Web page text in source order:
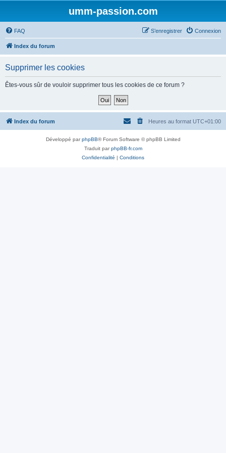
umm-passion.com
FAQ Connexion
S’enregistrer
Index du forum
Supprimer les cookies
Êtes-vous sûr de vouloir supprimer tous les cookies de ce forum ?
Index du forum Heures au format UTC+01:00
Développé parphpBB® Forum Software © phpBB Limited
Traduit parphpBB-fr.com
Confidentialité | Conditions